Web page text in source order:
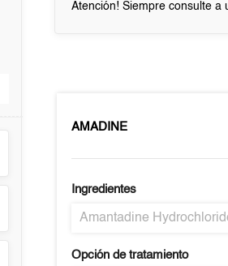
Atención! Siempre consulte a
AMADINE
Ingredientes
Amantadine
Opción de tratamiento